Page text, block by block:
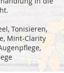
Tonisieren,
Mint-Clarity
Abschlusspflege